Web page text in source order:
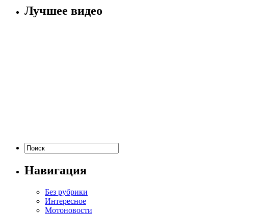
Лучшее видео
Навигация
Без рубрики
Интересное
Мотоновости